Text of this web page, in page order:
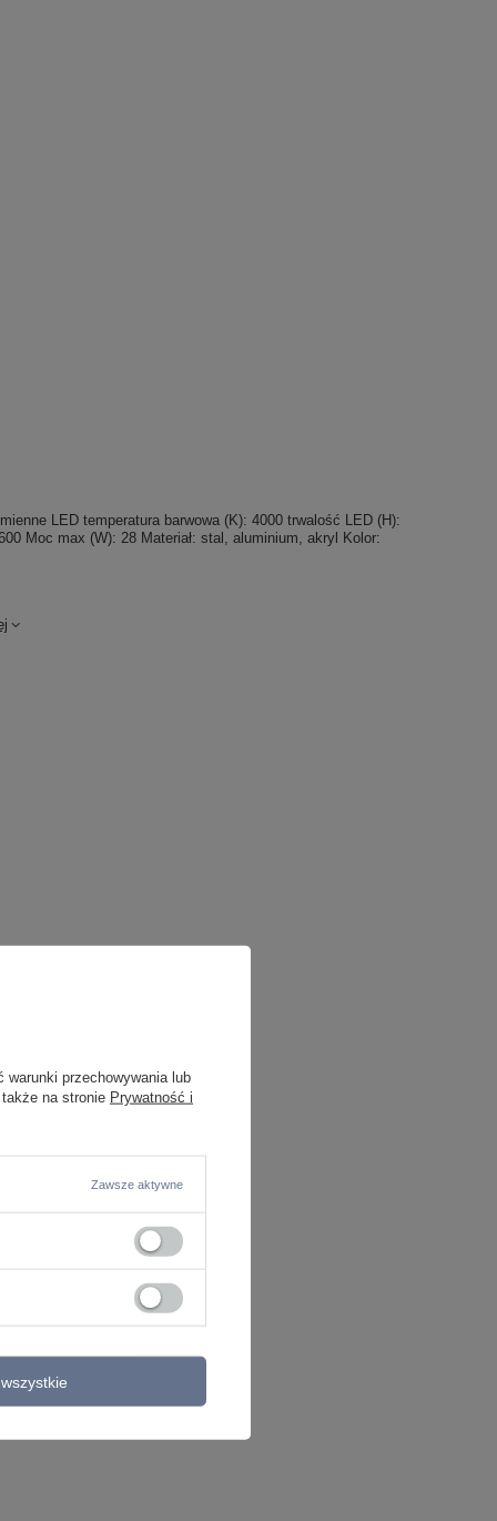
LED temperatura barwowa (K): 4000 trwalość LED (H):
Moc max (W): 28 Materiał: stal, aluminium, akryl Kolor:
warunki przechowywania lub
na stronie Prywatność i
Zawsze aktywne